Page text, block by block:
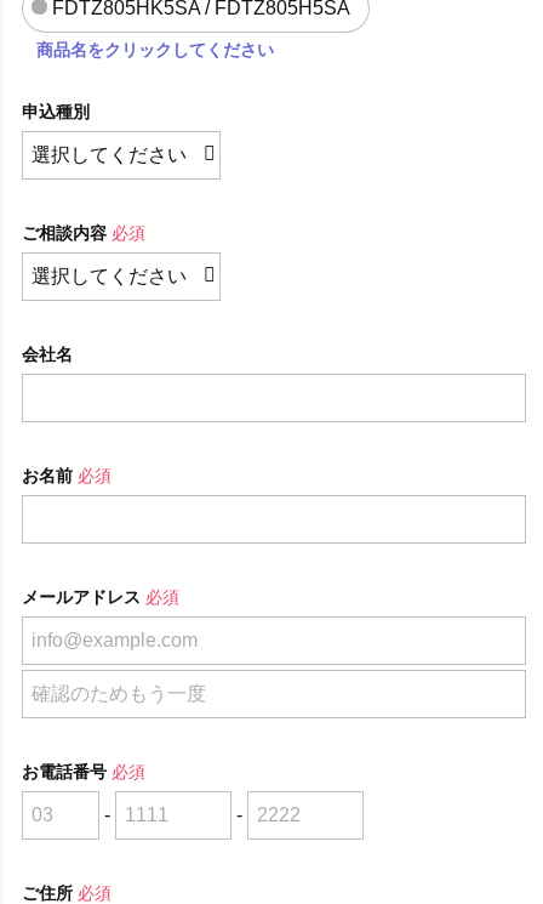
FDTZ805HK5SA / FDTZ805H5SA
商品名をクリックしてください
申込種別
ご相談内容 必須
会社名
お名前 必須
メールアドレス 必須
お電話番号 必須
- -
ご住所 必須